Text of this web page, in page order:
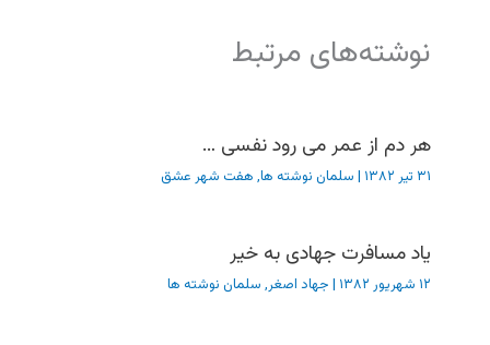
نوشته‌های مرتبط
هر دم از عمر می رود نفسی …
۳۱ تیر ۱۳۸۲ | سلمان نوشته ها, هفت شهر عشق
یاد مسافرت جهادی به خیر
۱۲ شهریور ۱۳۸۲ | جهاد اصغر, سلمان نوشته ها